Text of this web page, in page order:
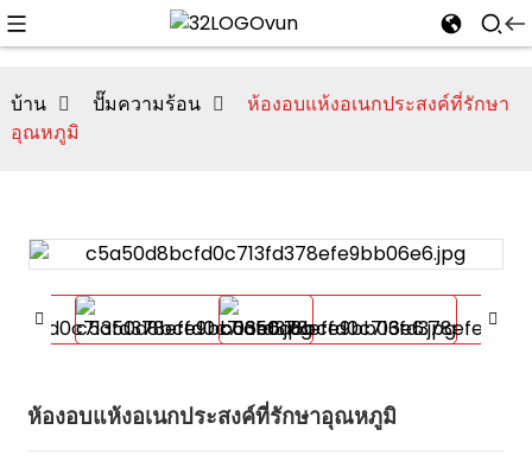
บ้าน ปั๊มความร้อน
ห้องอบแห้งอเนกประสงค์ที่รักษา
อุณหภูมิ
ห้องอบแห้งอเนกประสงค์ที่รักษาอุณหภูมิ